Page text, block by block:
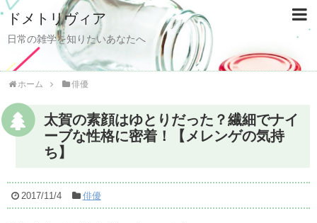
ドメトリヴィア
日常の雑学を知りたいあなたへ
ホーム 俳優
太賀の素顔はゆとりだった？繊細でナイ
ーブな性格に密着！【メレンゲの気持
ち】
2017/11/4 俳優